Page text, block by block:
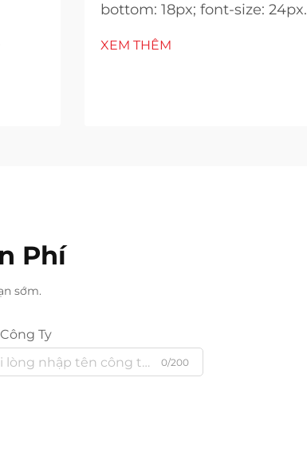
bottom: 18px; font-size: 24px
height: normal; } h3 { margin-
XEM THÊM
Phí
sớm.
Ty
0/200